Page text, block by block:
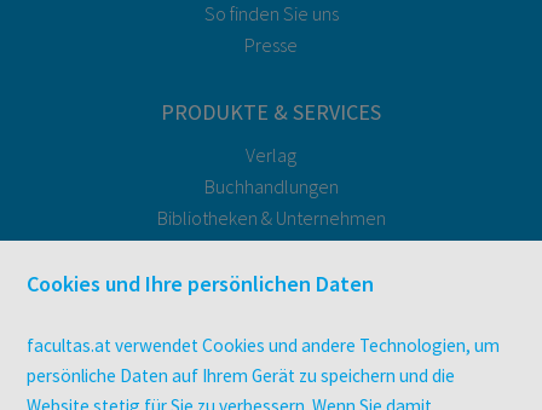
So finden Sie uns
Presse
PRODUKTE & SERVICES
Verlag
Buchhandlungen
Bibliotheken & Unternehmen
Druckerei facultas druckt.
Zeitschriften
Digitale Angebote
Cookies und Ihre persönlichen Daten
facultas.at verwendet Cookies und andere Technologien, um
persönliche Daten auf Ihrem Gerät zu speichern und die
Website stetig für Sie zu verbessern. Wenn Sie damit